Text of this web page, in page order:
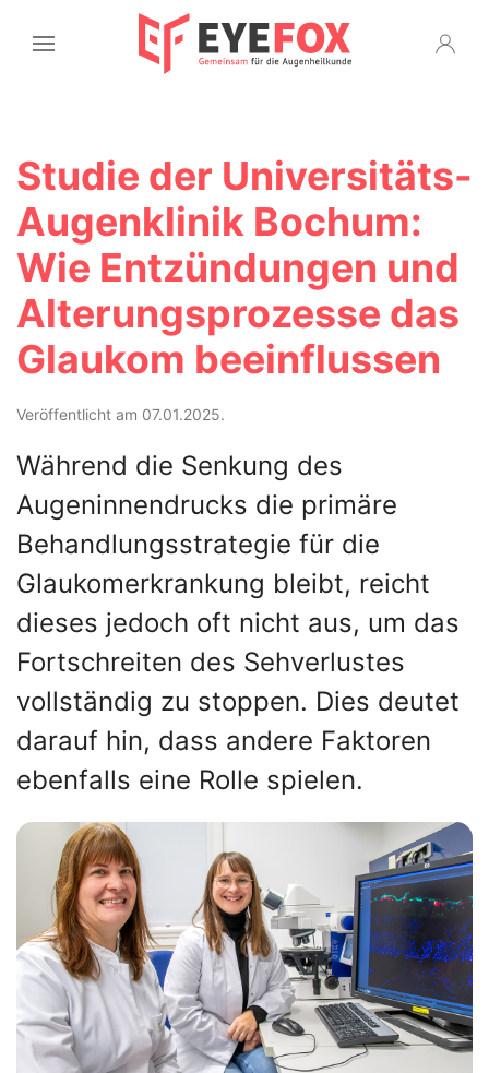
Studie der Universitäts-
Augenklinik Bochum:
Wie Entzündungen und
Alterungsprozesse das
Glaukom beeinflussen
Veröffentlicht am 07.01.2025.
Während die Senkung des
Augeninnendrucks die primäre
Behandlungsstrategie für die
Glaukomerkrankung bleibt, reicht
dieses jedoch oft nicht aus, um das
Fortschreiten des Sehverlustes
vollständig zu stoppen. Dies deutet
darauf hin, dass andere Faktoren
ebenfalls eine Rolle spielen.